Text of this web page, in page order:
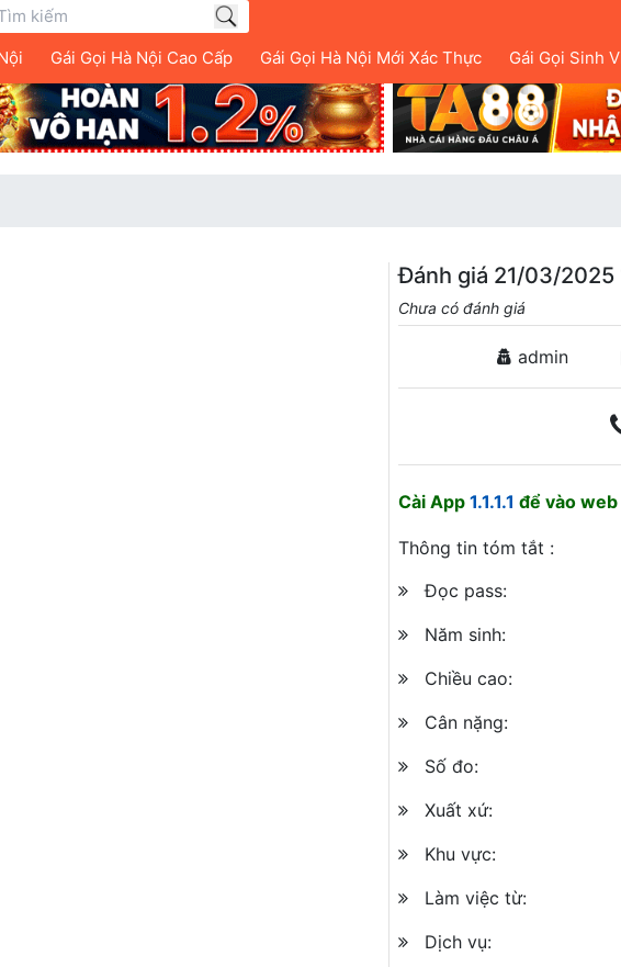
Gái Gọi Hà Nội Cao Cấp Gái Gọi Hà Nội Mới Xác Thực Gái Gọi Sinh
Đánh giá 21/03/2025
Chưa có đánh giá
admin
Cài App 1.1.1.1 để vào
Thông tin tóm tắt :
Đọc pass:
Năm sinh:
Chiều cao:
Cân nặng:
Số đo:
Xuất xứ:
Khu vực:
Làm việc từ:
Dịch vụ: